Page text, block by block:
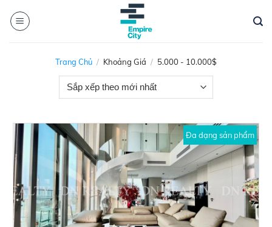
Trang Chủ / Khoảng Giá / 5.000 - 10.000$
Đa dạng sản phẩm